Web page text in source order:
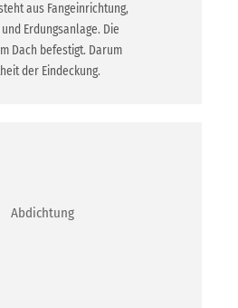
aus Fangeinrichtung,
Erdungsanlage. Die
Dach befestigt. Darum
der Eindeckung.